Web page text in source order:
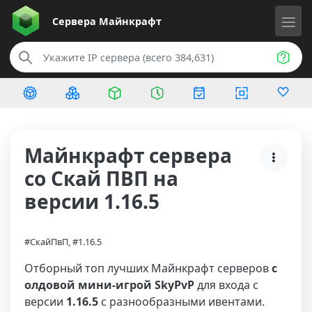
Сервера Майнкрафт
Майнкрафт сервера
со Скай ПВП на
версии 1.16.5
#СкайПвП, #1.16.5
Отборный топ лучших Майнкрафт серверовс
олдовой мини-игрой SkyPvPдля входа с
версии 1.16.5 с разнообразными ивентами.